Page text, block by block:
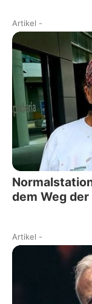
Artikel -
dem Weg
Artikel -